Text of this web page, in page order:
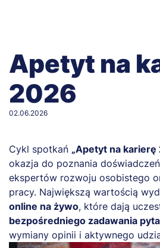
Apetyt na
2026
02.06.2026
Cykl spotkań „Apetyt na karierę
okazja do poznania
ekspertów rozwoju osobistego
pracy. Największą wartością
online na żywo, które dają
bezpośredniego zadawania
wymiany opinii i aktywnego